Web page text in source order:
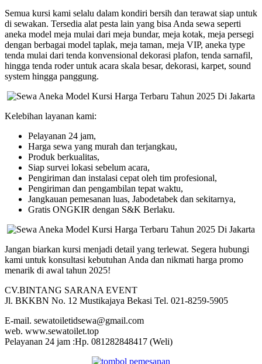
Semua kursi kami selalu dalam kondiri bersih dan terawat siap untuk
di sewakan. Tersedia alat pesta lain yang bisa Anda sewa seperti
aneka model meja mulai dari meja bundar, meja kotak, meja persegi
dengan berbagai model taplak, meja taman, meja VIP, aneka type
tenda mulai dari tenda konvensional dekorasi plafon, tenda sarnafil,
hingga tenda roder untuk acara skala besar, dekorasi, karpet, sound
system hingga panggung.
Kelebihan layanan kami:
Pelayanan 24 jam,
Harga sewa yang murah dan terjangkau,
Produk berkualitas,
Siap survei lokasi sebelum acara,
Pengiriman dan instalasi cepat oleh tim profesional,
Pengiriman dan pengambilan tepat waktu,
Jangkauan pemesanan luas, Jabodetabek dan sekitarnya,
Gratis ONGKIR dengan S&K Berlaku.
Jangan biarkan kursi menjadi detail yang terlewat. Segera hubungi
kami untuk konsultasi kebutuhan Anda dan nikmati harga promo
menarik di awal tahun 2025!
CV.BINTANG SARANA EVENT
Jl. BKKBN No. 12 Mustikajaya Bekasi Tel. 021-8259-5905
E-mail. sewatoiletidsewa@gmail.com
web. www.sewatoilet.top
Pelayanan 24 jam :Hp. 081282848417 (Weli)